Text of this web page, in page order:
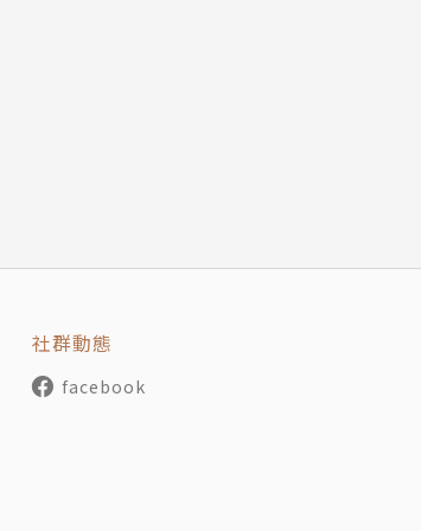
2016年，以《暗黑醫療史》榮獲金鼎獎殊榮。
社群動態
facebook